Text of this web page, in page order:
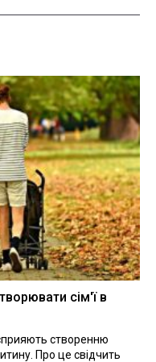
сім'ї в
сприяють створенню
Про це свідчить